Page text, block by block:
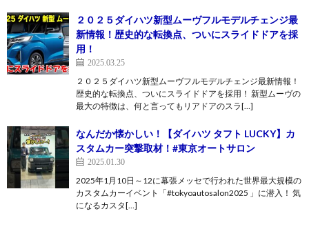
２０２５ダイハツ新型ムーヴフルモデルチェンジ最
新情報！歴史的な転換点、ついにスライドドアを採
用！
2025.03.25
２０２５ダイハツ新型ムーヴフルモデルチェンジ最新情報！
歴史的な転換点、ついにスライドドアを採用！ 新型ムーヴの
最大の特徴は、何と言ってもリアドアのスラ[…]
なんだか懐かしい！【ダイハツ タフト LUCKY】カ
スタムカー突撃取材！#東京オートサロン
2025.01.30
2025年1月10日～12に幕張メッセで行われた世界最大規模の
カスタムカーイベント「#tokyoautosalon2025 」に潜入！ 気
になるカスタ[…]